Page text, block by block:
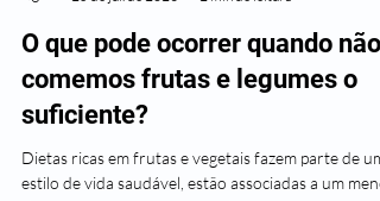
Leader Saúde
25 de jul. de 2023
2 min de leitura
O que pode ocorrer quando não
suficiente?